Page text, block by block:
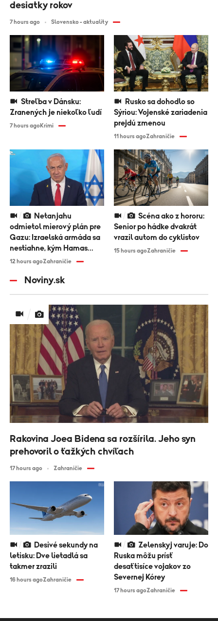
desiatky rokov
7 hours ago Slovensko - aktuality
Zranených je niekoľko ľudí
7 hours agoKrimi
Sýriou: Vojenské zariadenia
prejdú zmenou
11 hours agoZahraničie
odmietol mierový plán pre
Gazu: Izraelská armáda sa
nestiahne, kým Hamas
nezloží zbrane
12 hours agoZahraničie
Senior po hádke dvakrát
vrazil autom do cyklistov
15 hours agoZahraničie
Noviny.sk
letisku: Dve lietadlá sa
takmer zrazili
16 hours agoZahraničie
Ruska môžu prísť
desaťtisíce vojakov zo
Severnej Kórey
17 hours agoZahraničie
Rakovina Joea Bidena sa rozšírila. Jeho syn
prehovoril o ťažkých chvíľach
17 hours ago Zahraničie